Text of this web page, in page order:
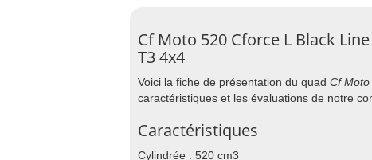
Cf Moto 520 Cforce L Black Line
T3 4x4
Voici la fiche de présentation du quad Cf
caractéristiques et les évaluations de notre
Caractéristiques
Cylindrée : 520 cm3